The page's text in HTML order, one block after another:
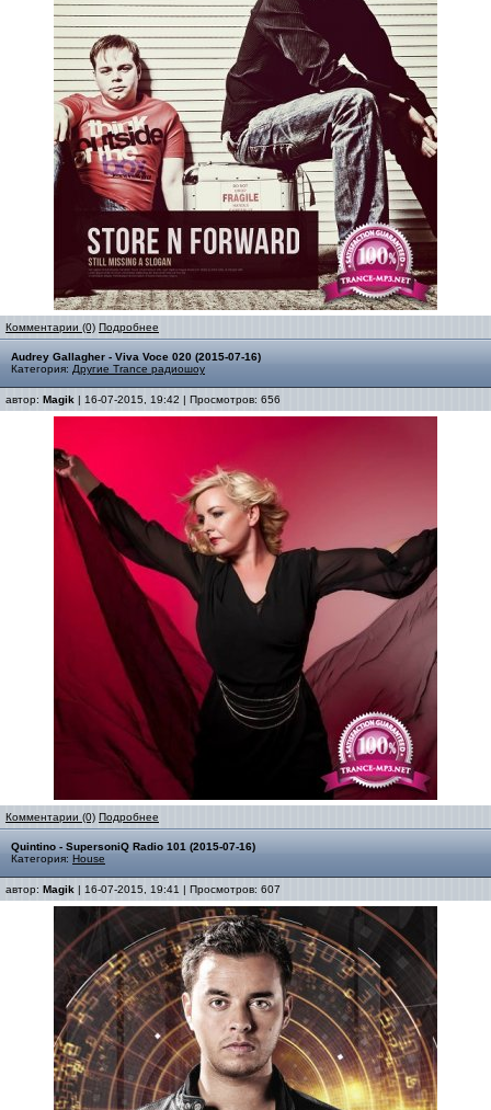
Комментарии (0) Подробнее
Audrey Gallagher - Viva Voce 020 (2015-07-16)
Категория: Другие Trance радиошоу
автор: Magik | 16-07-2015, 19:42 | Просмотров: 656
Комментарии (0) Подробнее
Quintino - SupersoniQ Radio 101 (2015-07-16)
Категория: House
автор: Magik | 16-07-2015, 19:41 | Просмотров: 607